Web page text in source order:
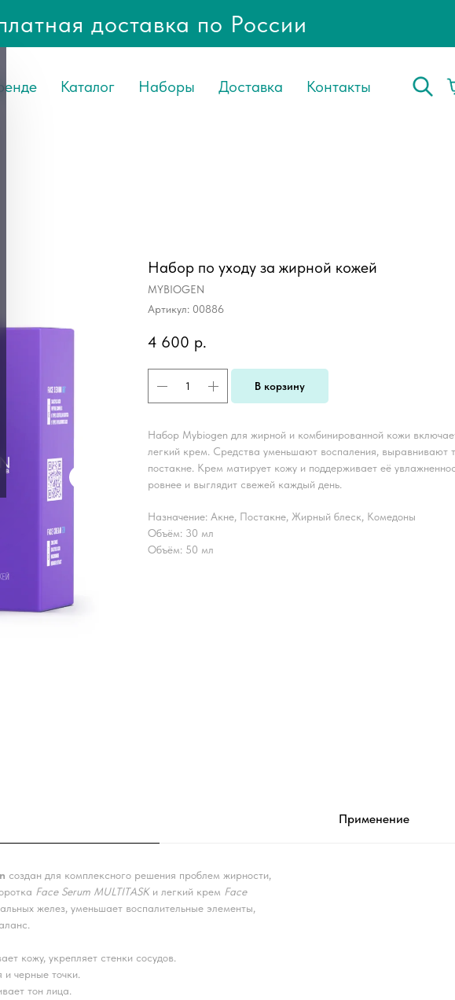
доставка по России
Каталог Наборы Доставка Контакты
Набор по уходу за жирной кожей
MYBIOGEN
Артикул: 00886
4 600 р.
В корзину
Набор Mybiogen для жирной и комбинированной кожи
легкий крем. Средства уменьшают воспаления, выравнивают
постакне. Крем матирует кожу и поддерживает её
ровнее и выглядит свежей каждый день.
Назначение: Акне, Постакне, Жирный блеск, Комедоны
Объём: 30 мл
Объём: 50 мл
Применение
создан для комплексного решения проблем жирности,
Face Serum MULTITASKи легкий крем Face
желез, уменьшает воспалительные элементы,
кожу, укрепляет стенки сосудов.
черные точки.
тон лица.